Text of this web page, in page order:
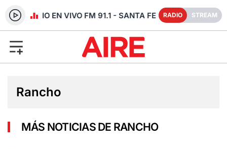
RADIO EN VIVO FM 91.1 - SANTA FE RADIO STREAM
Rancho
MÁS NOTICIAS DE RANCHO